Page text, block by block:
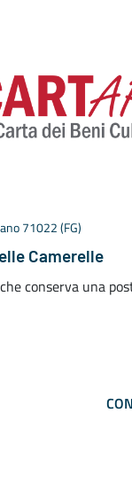
71022 (FG)
Camerelle
conserva una